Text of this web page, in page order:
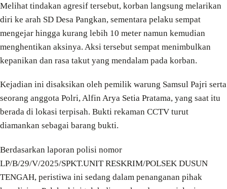
Melihat tindakan agresif tersebut, korban langsung melarikan
diri ke arah SD Desa Pangkan, sementara pelaku sempat
mengejar hingga kurang lebih 10 meter namun kemudian
menghentikan aksinya. Aksi tersebut sempat menimbulkan
kepanikan dan rasa takut yang mendalam pada korban.
Kejadian ini disaksikan oleh pemilik warung Samsul Pajri serta
seorang anggota Polri, Alfin Arya Setia Pratama, yang saat itu
berada di lokasi terpisah. Bukti rekaman CCTV turut
diamankan sebagai barang bukti.
Berdasarkan laporan polisi nomor
LP/B/29/V/2025/SPKT.UNIT RESKRIM/POLSEK DUSUN
TENGAH, peristiwa ini sedang dalam penanganan pihak